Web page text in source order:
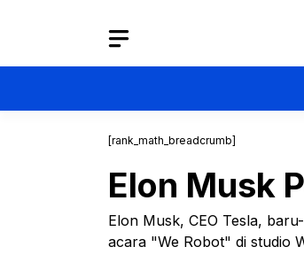
[rank_math_breadcrumb]
Elon Musk
Elon Musk, CEO Tesla,
acara "We Robot" di studio